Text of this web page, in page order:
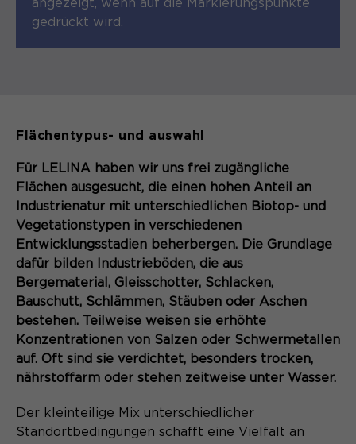
angezeigt, wenn auf die Markierungspunkte
gedrückt wird.
Flächentypus- und auswahl
Für LELINA haben wir uns frei zugängliche
Flächen ausgesucht, die einen hohen Anteil an
Industrienatur mit unterschiedlichen Biotop- und
Vegetationstypen in verschiedenen
Entwicklungsstadien beherbergen. Die Grundlage
dafür bilden Industrieböden, die aus
Bergematerial, Gleisschotter, Schlacken,
Bauschutt, Schlämmen, Stäuben oder Aschen
bestehen. Teilweise weisen sie erhöhte
Konzentrationen von Salzen oder Schwermetallen
auf. Oft sind sie verdichtet, besonders trocken,
nährstoffarm oder stehen zeitweise unter Wasser.
Der kleinteilige Mix unterschiedlicher
Standortbedingungen schafft eine Vielfalt an
Zweck
Sie ermöglichen es der Website, Sie
offen zu halten. Es speichert bei
Datenbankeintrag des Nutzers.
Name PHPSESSID
Anbieter Session-Cookies
Laufzeit
Schließen des Browsers wieder
gelöscht.
Zweck
PHPs Standard Sitzungs- Identifikation
(Formulare).
Name be_typo_user
Laufzeit 13 Monate
Name _pk_ses*
Anbieter
Laufzeit 30 Minuten
Speichert vorübergehend Daten der
aktuellen Sitzung.
Anbieter Matomo
Zweck Speichert die Herkunft des Besuchers.